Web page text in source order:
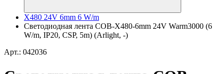
X480 24V 6mm 6 W/m
Светодиодная лента COB-X480-6mm 24V Warm3000 (6
W/m, IP20, CSP, 5m) (Arlight, -)
Арт.: 042036